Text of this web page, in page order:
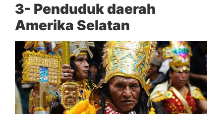
3- Penduduk daerah
Amerika Selatan